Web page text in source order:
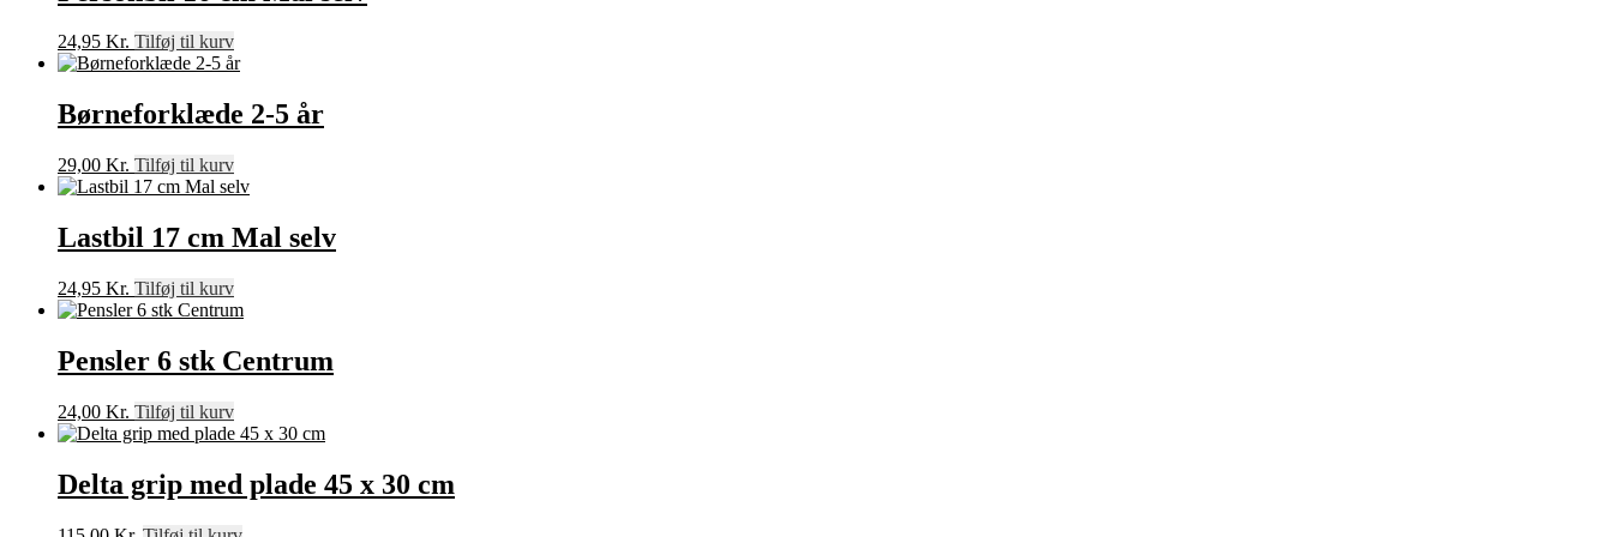
24,95 Kr. Tilføj til kurv
Børneforklæde 2-5 år
29,00 Kr. Tilføj til kurv
Lastbil 17 cm Mal selv
24,95 Kr. Tilføj til kurv
Pensler 6 stk Centrum
24,00 Kr. Tilføj til kurv
Delta grip med plade 45 x 30 cm